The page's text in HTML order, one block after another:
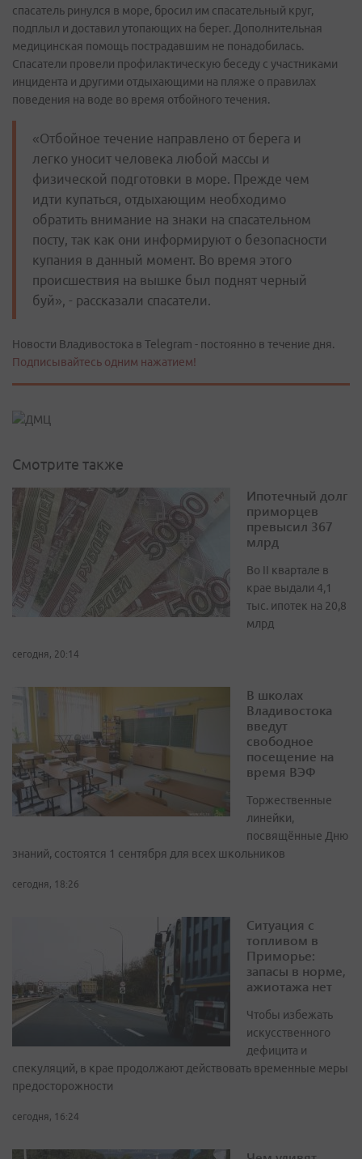
спасатель ринулся в море, бросил им спасательный круг,
подплыл и доставил утопающих на берег. Дополнительная
медицинская помощь пострадавшим не понадобилась.
Спасатели провели профилактическую беседу с участниками
инцидента и другими отдыхающими на пляже о правилах
поведения на воде во время отбойного течения.
«Отбойное течение направлено от берега и
легко уносит человека любой массы и
физической подготовки в море. Прежде чем
идти купаться, отдыхающим необходимо
обратить внимание на знаки на спасательном
посту, так как они информируют о безопасности
купания в данный момент. Во время этого
происшествия на вышке был поднят черный
буй», - рассказали спасатели.
Новости Владивостока в Telegram - постоянно в течение дня.
Подписывайтесь одним нажатием!
Смотрите также
Ипотечный долг
приморцев
превысил 367
млрд
Во II квартале в
крае выдали 4,1
тыс. ипотек на 20,8
млрд
сегодня, 20:14
В школах
Владивостока
введут
свободное
посещение на
время ВЭФ
Торжественные
линейки,
посвящённые Дню
знаний, состоятся 1 сентября для всех школьников
сегодня, 18:26
Ситуация с
топливом в
Приморье:
запасы в норме,
ажиотажа нет
Чтобы избежать
искусственного
дефицита и
спекуляций, в крае продолжают действовать временные меры
предосторожности
сегодня, 16:24